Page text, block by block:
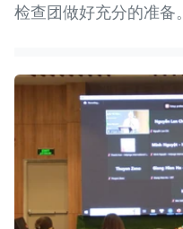
检查团做好充分的准备。